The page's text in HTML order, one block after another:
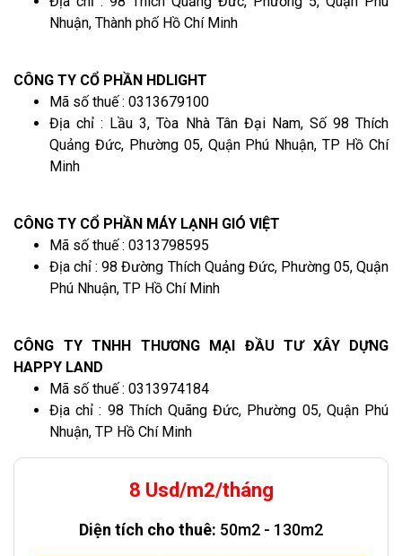
Nhuận, Thành phố Hồ Chí Minh
CÔNG TY CỔ PHẦN HDLIGHT
Mã số thuế : 0313679100
Địa chỉ : Lầu 3, Tòa Nhà Tân Đại Nam, Số 98 Thích
Quảng Đức, Phường 05, Quận Phú Nhuận, TP Hồ Chí
Minh
CÔNG TY CỔ PHẦN MÁY LẠNH GIÓ VIỆT
Mã số thuế : 0313798595
Địa chỉ : 98 Đường Thích Quảng Đức, Phường 05, Quận
Phú Nhuận, TP Hồ Chí Minh
CÔNG TY TNHH THƯƠNG MẠI ĐẦU TƯ XÂY DỰNG
HAPPY LAND
Mã số thuế : 0313974184
Địa chỉ : 98 Thích Quãng Đức, Phường 05, Quận Phú
Nhuận, TP Hồ Chí Minh
8 Usd/m2/tháng
Diện tích cho thuê: 50m2 - 130m2